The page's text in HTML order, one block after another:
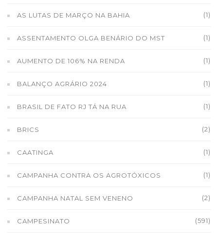
AS LUTAS DE MARÇO NA BAHIA (1)
ASSENTAMENTO OLGA BENÁRIO DO MST (1)
AUMENTO DE 106% NA RENDA (1)
BALANÇO AGRÁRIO 2024 (1)
BRASIL DE FATO RJ TÁ NA RUA (1)
BRICS (2)
CAATINGA (1)
CAMPANHA CONTRA OS AGROTÓXICOS (1)
CAMPANHA NATAL SEM VENENO (2)
CAMPESINATO (591)